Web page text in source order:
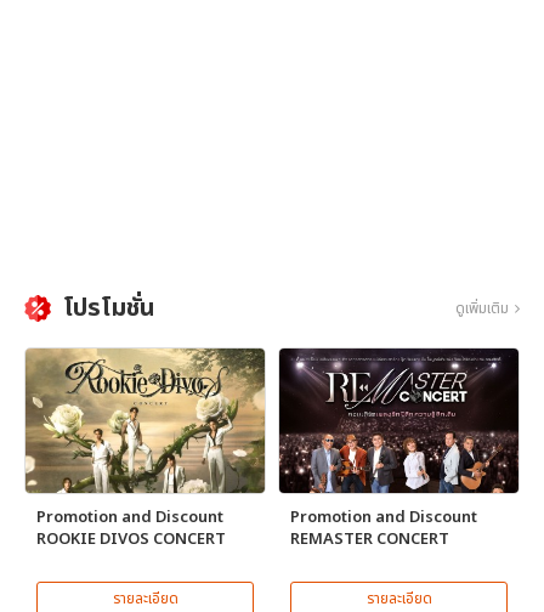
โปรโมชั่น ดูเพิ่มเติม
Promotion and Discount
ROOKIE DIVOS CONCERT
รายละเอียด
Promotion and Discount
REMASTER CONCERT
รายละเอียด